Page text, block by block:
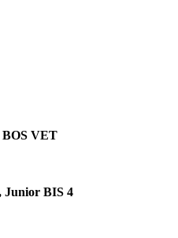
VET
Junior BIS 4